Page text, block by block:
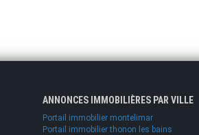
ANNONCES IMMOBILIÈRES PAR VILLE
Portail immobilier montelimar
Portail immobilier thonon les bains